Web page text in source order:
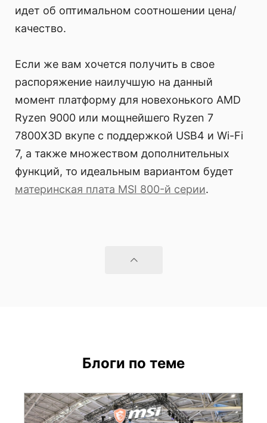
идет об оптимальном соотношении цена/
качество.
Если же вам хочется получить в свое
распоряжение наилучшую на данный
момент платформу для новехонького AMD
Ryzen 9000 или мощнейшего Ryzen 7
7800X3D вкупе с поддержкой USB4 и Wi-Fi
7, а также множеством дополнительных
функций, то идеальным вариантом будет
материнская плата MSI 800-й серии.
Блоги по теме